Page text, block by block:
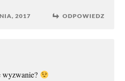
2017 ODPOWIEDZ
wyzwanie?